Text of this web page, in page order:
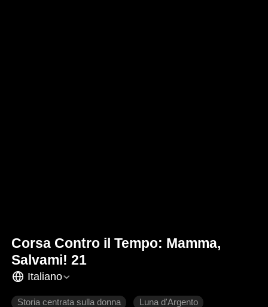
Corsa Contro il Tempo: Mamma,
Salvami! 21
Italiano
Storia centrata sulla donna Luna d'Argento